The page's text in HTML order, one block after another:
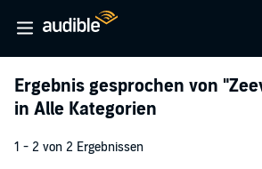
Ergebnis gesprochen von
in Alle Kategorien
1 - 2 von 2 Ergebnissen